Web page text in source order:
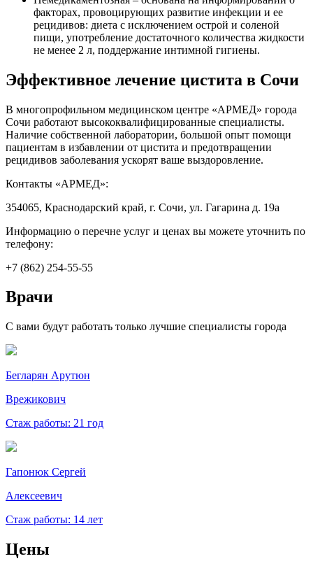
факторах, провоцирующих развитие инфекции и ее
рецидивов: диета с исключением острой и соленой
пищи, употребление достаточного количества жидкости
не менее 2 л, поддержание интимной гигиены.
Эффективное лечение цистита в Сочи
В многопрофильном медицинском центре «АРМЕД» города
Сочи работают высококвалифицированные специалисты.
Наличие собственной лаборатории, большой опыт помощи
пациентам в избавлении от цистита и предотвращении
рецидивов заболевания ускорят ваше выздоровление.
Контакты «АРМЕД»:
354065, Краснодарский край, г. Сочи, ул. Гагарина д. 19а
Информацию о перечне услуг и ценах вы можете уточнить по
телефону:
+7 (862) 254-55-55
Врачи
С вами будут работать только лучшие специалисты города
Бегларян Арутюн
Врежикович
Стаж работы: 21 год
Гапонюк Сергей
Алексеевич
Стаж работы: 14 лет
Цены